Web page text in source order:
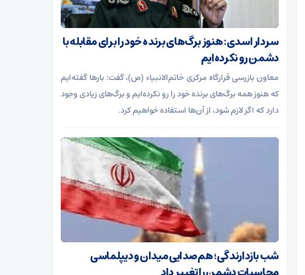
سردار اسدی: هنوز برگ‌های برنده خود را برای مقابله با
دشمن رو نکرده‌ایم
معاون بازرسی قرارگاه مرکزی خاتم‌الانبیاء (ص)، گفت: بارها گفته‌ایم
که هنوز همه برگ‌های برنده خود را رو نکرده‌ایم و برگ‌های زیادی وجود
دارد که اگر لازم شود، از آن‌ها استفاده خواهیم کرد.
شب بازدارندگی؛ هم‌صدایی میدان و دیپلماسی